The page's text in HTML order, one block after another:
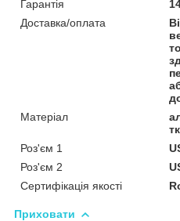
Гарантія
Доставка/оплата
Матеріал
Роз'єм 1
Роз'єм 2
Сертифікація якості
Приховати